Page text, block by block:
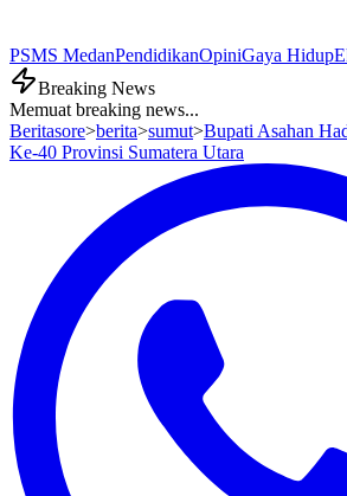
PSMS MedanPendidikanOpiniGaya Hidup
Breaking News
Memuat breaking news...
Beritasore>berita>sumut>Bupati Asahan
Ke-40 Provinsi Sumatera Utara